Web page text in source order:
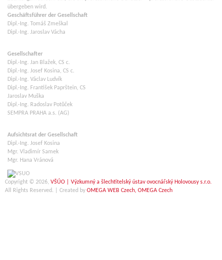
übergeben wird.
Geschäftsführer der Gesellschaft
Dipl.-Ing. Tomáš Zmeškal
Dipl.-Ing. Jaroslav Vácha
Gesellschafter
Dipl.-Ing. Jan Blažek, CS c.
Dipl.-Ing. Josef Kosina, CS c.
Dipl.-Ing. Václav Ludvík
Dipl.-Ing. František Paprštein, CS
Jaroslav Muška
Dipl.-Ing. Radoslav Potůček
SEMPRA PRAHA a.s. (AG)
Aufsichtsrat der Gesellschaft
Dipl.-Ing. Josef Kosina
Mgr. Vladimír Samek
Mgr. Hana Vránová
Copyright © 2026, VŠÚO | Výzkumný a šlechtitelský ústav ovocnářský Holovousy s.r.o.
All Rights Reserved. | Created by OMEGA WEB Czech, OMEGA Czech